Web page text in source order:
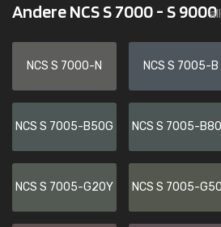
Andere NCS S 7000 - S 9000
NCS S 7000-N NCS S 7005-B
NCS S 7005-B50G NCS S 7005-
NCS S 7005-G20Y NCS S 7005-